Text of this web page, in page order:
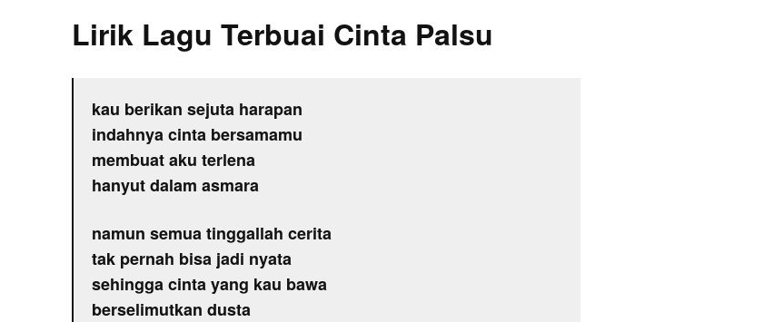
Lirik Lagu Terbuai Cinta Palsu
kau berikan sejuta harapan
indahnya cinta bersamamu
membuat aku terlena
hanyut dalam asmara
namun semua tinggallah cerita
tak pernah bisa jadi nyata
sehingga cinta yang kau bawa
berselimutkan dusta